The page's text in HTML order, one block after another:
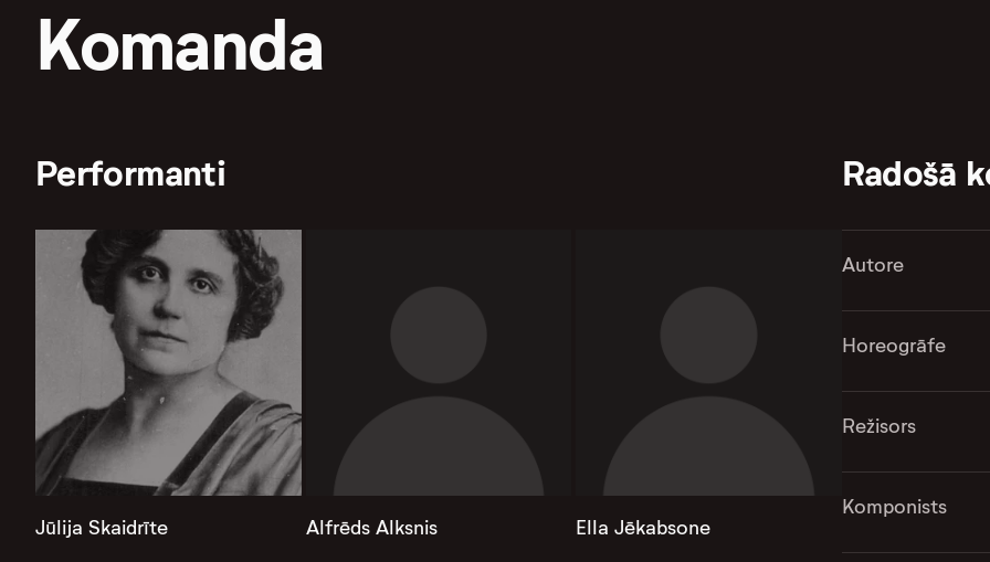
Komanda
Performanti
Jūlija Skaidrīte Alfrēds Alksnis Ella Jēkabsone
Radošā
Autore
Horeogrāfe
Režisors
Komponists